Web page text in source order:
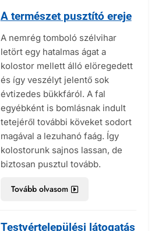
A természet pusztító ereje
A nemrég tomboló szélvihar
letört egy hatalmas ágat a
kolostor mellett álló elöregedett
és így veszélyt jelentő sok
évtizedes bükkfáról. A fal
egyébként is bomlásnak indult
tetejéről további köveket sodort
magával a lezuhanó faág. Így
kolostorunk sajnos lassan, de
biztosan pusztul tovább.
Tovább olvasom
Testvértelepülési látogatás